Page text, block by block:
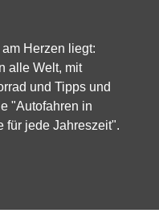
Herzen liegt:
alle Welt, mit
und Tipps und
"Autofahren in
für jede Jahreszeit".